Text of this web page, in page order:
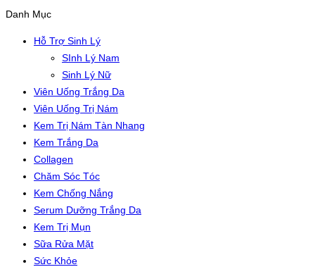
Danh Mục
Hỗ Trợ Sinh Lý
SInh Lý Nam
Sinh Lý Nữ
Viên Uống Trắng Da
Viên Uống Trị Nám
Kem Trị Nám Tàn Nhang
Kem Trắng Da
Collagen
Chăm Sóc Tóc
Kem Chống Nắng
Serum Dưỡng Trắng Da
Kem Trị Mụn
Sữa Rửa Mặt
Sức Khỏe